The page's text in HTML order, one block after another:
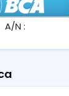
A/N :